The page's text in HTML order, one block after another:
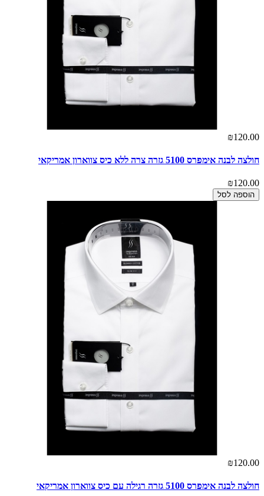
₪120.00
חולצה לבנה אימפרס 5100 גזרה צרה ללא כיס צווארון אמריקאי
₪120.00
הוספה לסל
₪120.00
חולצה לבנה אימפרס 5100 גזרה רגילה עם כיס צווארון אמריקאי